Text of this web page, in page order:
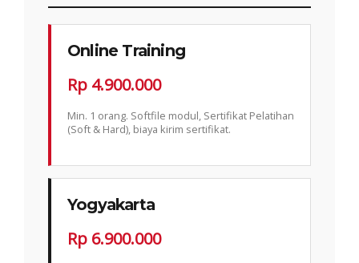
Online Training
Rp 4.900.000
Min. 1 orang. Softfile modul, Sertifikat Pelatihan
(Soft & Hard), biaya kirim sertifikat.
Yogyakarta
Rp 6.900.000